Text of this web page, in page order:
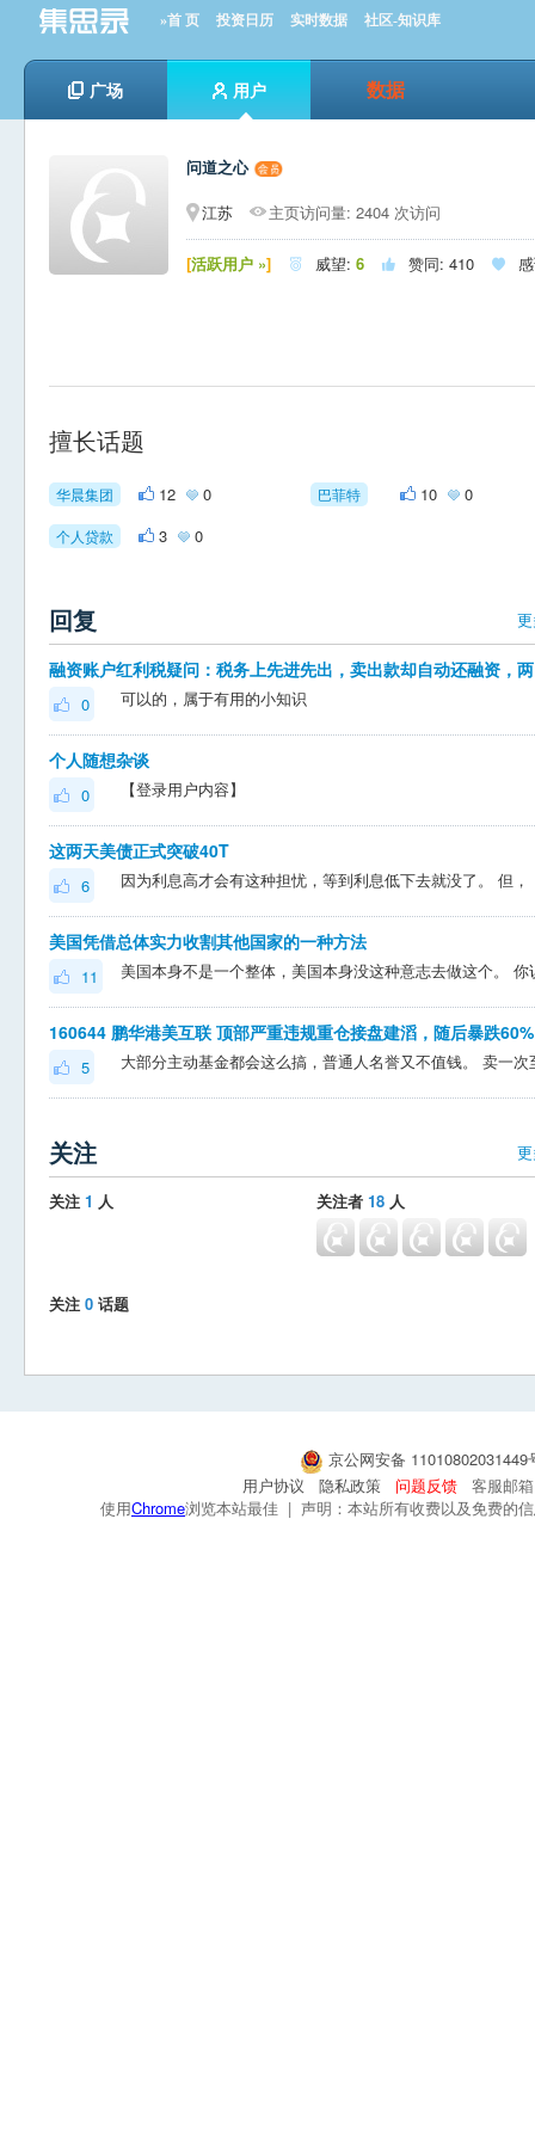
»首 页 投资日历 实时数据 社区-知识库
广场 用户 数据
问道之心
江苏
主页访问量: 2404 次访问
[活跃用户 »]  威望: 6  赞同: 410 
擅长话题
华晨集团 12 0 巴菲特 10 0
个人贷款 3 0
回复
0 可以的，属于有用的小知识
个人随想杂谈
0 【登录用户内容】
这两天美债正式突破40T
6
美国凭借总体实力收割其他国家的一种方法
11
5
关注
关注 1 人 关注者 18 人
关注 0 话题
京公网安备
用户协议
隐私政策 问题反馈
客服邮
使用Chrome浏览本站最佳 | 声明：本站所有收费以及免费的